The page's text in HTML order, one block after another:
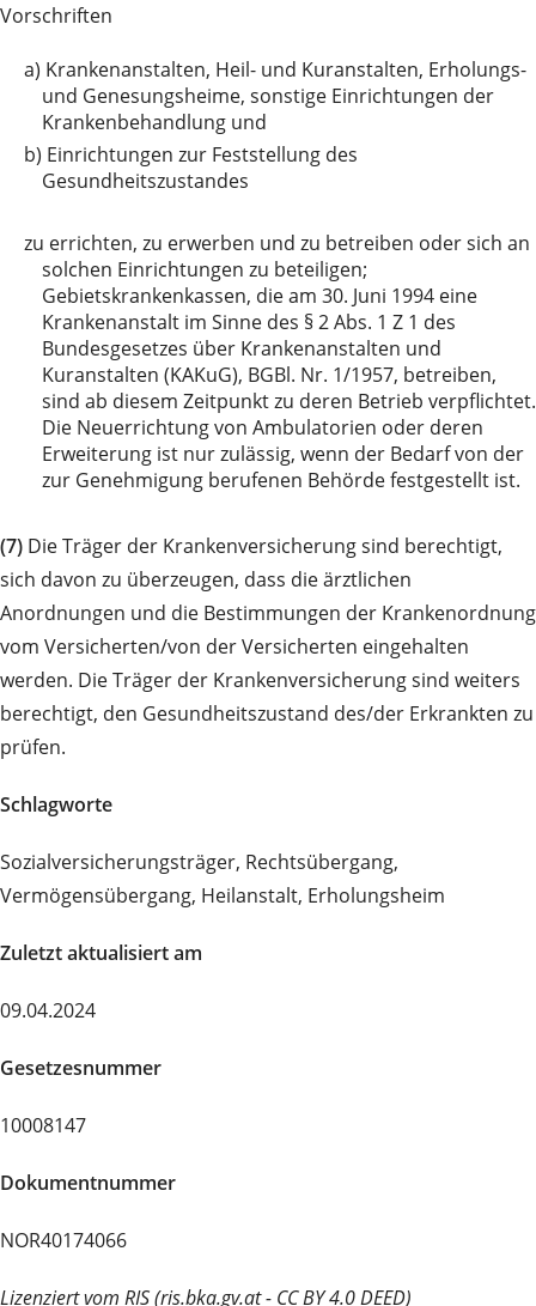
Vorschriften
a) Krankenanstalten, Heil- und Kuranstalten, Erholungs-
und Genesungsheime, sonstige Einrichtungen der
Krankenbehandlung und
b) Einrichtungen zur Feststellung des
Gesundheitszustandes
zu errichten, zu erwerben und zu betreiben oder sich an
solchen Einrichtungen zu beteiligen;
Gebietskrankenkassen, die am 30. Juni 1994 eine
Krankenanstalt im Sinne des § 2 Abs. 1 Z 1 des
Bundesgesetzes über Krankenanstalten und
Kuranstalten (KAKuG), BGBl. Nr. 1/1957, betreiben,
sind ab diesem Zeitpunkt zu deren Betrieb verpflichtet.
Die Neuerrichtung von Ambulatorien oder deren
Erweiterung ist nur zulässig, wenn der Bedarf von der
zur Genehmigung berufenen Behörde festgestellt ist.
(7) Die Träger der Krankenversicherung sind berechtigt,
sich davon zu überzeugen, dass die ärztlichen
Anordnungen und die Bestimmungen der Krankenordnung
vom Versicherten/von der Versicherten eingehalten
werden. Die Träger der Krankenversicherung sind weiters
berechtigt, den Gesundheitszustand des/der Erkrankten zu
prüfen.
Schlagworte
Sozialversicherungsträger, Rechtsübergang,
Vermögensübergang, Heilanstalt, Erholungsheim
Zuletzt aktualisiert am
09.04.2024
Gesetzesnummer
10008147
Dokumentnummer
NOR40174066
Lizenziert vom RIS (ris.bka.gv.at - CC BY 4.0 DEED)